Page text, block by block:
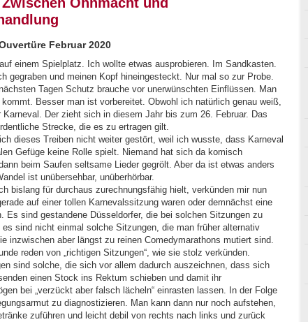
Februar 2020
einem Spielplatz. Ich wollte etwas ausprobieren. Im Sandkasten.
gegraben und meinen Kopf hineingesteckt. Nur mal so zur Probe.
Tagen Schutz brauche vor unerwünschten Einflüssen. Man
Besser man ist vorbereitet. Obwohl ich natürlich genau weiß,
Der zieht sich in diesem Jahr bis zum 26. Februar. Das
Strecke, die es zu ertragen gilt.
dieses Treiben nicht weiter gestört, weil ich wusste, dass Karneval
Gefüge keine Rolle spielt. Niemand hat sich da komisch
beim Saufen seltsame Lieder gegrölt. Aber da ist etwas anders
ist unübersehbar, unüberhörbar.
bislang für durchaus zurechnungsfähig hielt, verkünden mir nun
auf einer tollen Karnevalssitzung waren oder demnächst eine
Es sind gestandene Düsseldorfer, die bei solchen Sitzungen zu
sind nicht einmal solche Sitzungen, die man früher alternativ
inzwischen aber längst zu reinen Comedymarathons mutiert sind.
reden von „richtigen Sitzungen“, wie sie stolz verkünden.
sind solche, die sich vor allem dadurch auszeichnen, dass sich
einen Stock ins Rektum schieben und damit ihr
bei „verzückt aber falsch lächeln“ einrasten lassen. In der Folge
zu diagnostizieren. Man kann dann nur noch aufstehen,
zuführen und leicht debil von rechts nach links und zurück